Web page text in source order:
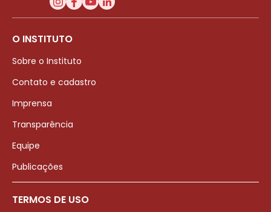
O INSTITUTO
Sobre o Instituto
Contato e cadastro
Imprensa
Transparência
Equipe
Publicações
TERMOS DE USO